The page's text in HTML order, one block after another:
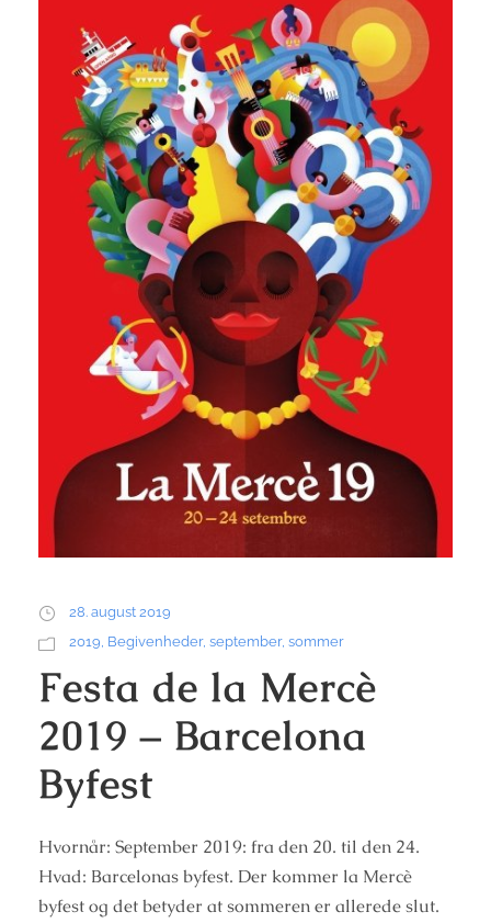
28. august 2019
2019, Begivenheder, september, sommer
Festa de la Mercè
2019 – Barcelona
Byfest
Hvornår: September 2019: fra den 20. til den 24.
Hvad: Barcelonas byfest. Der kommer la Mercè
byfest og det betyder at sommeren er allerede slut.